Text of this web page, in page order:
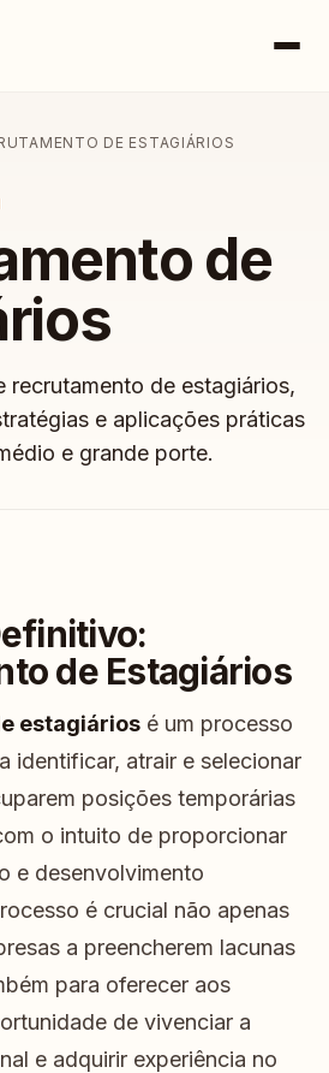
DE ESTAGIÁRIOS
de
recrutamento de estagiários,
e aplicações práticas
e grande porte.
de Estagiários
estagiários é um processo
identificar, atrair e selecionar
posições temporárias
o intuito de proporcionar
e desenvolvimento
é crucial não apenas
a preencherem lacunas
para oferecer aos
de vivenciar a
e adquirir experiência no